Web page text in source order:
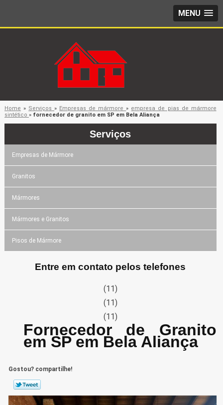
MENU
Home » Serviços» Empresas de mármore» empresa de pias de mármore
sintético » fornecedor de granito em SP em Bela Aliança
Serviços
Empresas de Mármore
Granitos
Mármores
Mármores e Granitos
Pisos de Mármore
Entre em contato pelos telefones
(11)
(11)
(11)
Fornecedor de Granito
em SP em Bela Aliança
Gostou? compartilhe!